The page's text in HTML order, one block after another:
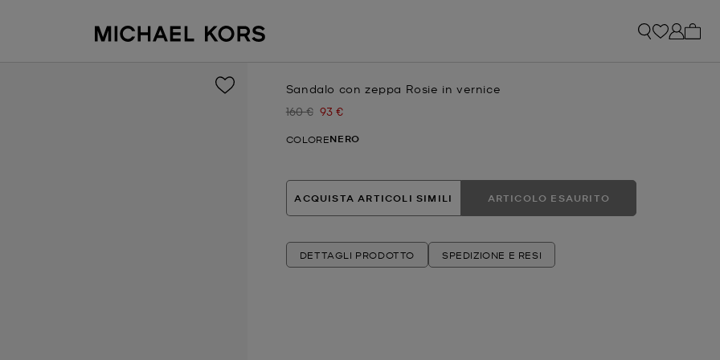
Sandalo con zeppa Rosie in vernice
Prezzo iniziale
160 € Prezzo attuale
93 €
COLORENERO
ACQUISTA ARTICOLI SIMILI ARTICOLO ESAURITO
DETTAGLI PRODOTTO SPEDIZIONE E RESI